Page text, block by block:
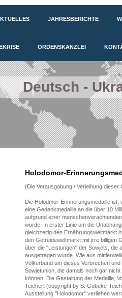
JAHRESBERICHTE
ORDENSKANZLEI
Deutsch -
Holodomor-
(Die Verausgabung / Verleihung
Die Holodmor-Erinnerungsmedaille ist,
eine Gedenkmedaille an die über 10
aufgrund einer
wurde. In erster Linie um die
gleichzeitig den Ernährungsweltmarkt
den Getreideweltmarkt mit irre billigen
über die "Leistungen" der Sowjets, die
ausgetragen wurde. Wie aus
Völkerbund um dieses Verbrechen
Sowjetunion, die damals noch gar
können. Die Gestaltung der Medaille,
Teichert (copyright by S. Göbeke-
Ausstellung "Holodomor" verliehen